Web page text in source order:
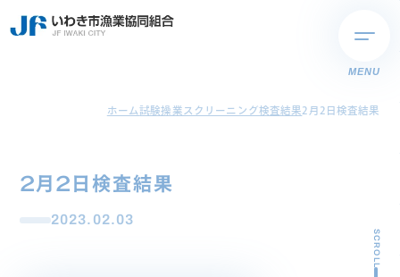
MENU
ホーム試験操業スクリーニング検査結果2月2日検査結果
2月2日検査結果
2023.02.03
SCROLL